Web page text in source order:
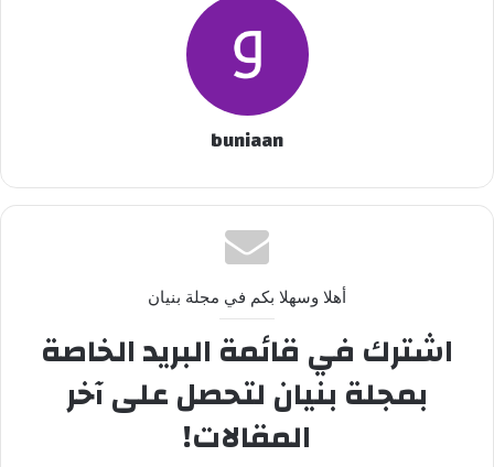
buniaan
أهلا وسهلا بكم في مجلة بنيان
اشترك في قائمة البريد الخاصة
بمجلة بنيان لتحصل على آخر
المقالات!